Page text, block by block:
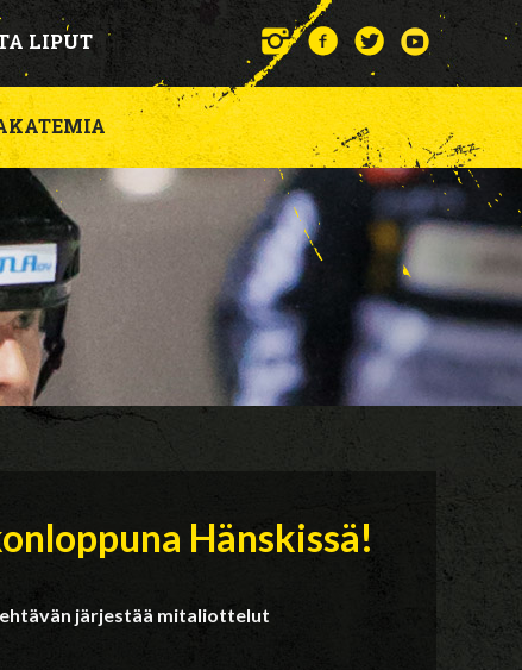
LIPUT
Hänskissä!
järjestää mitaliottelut